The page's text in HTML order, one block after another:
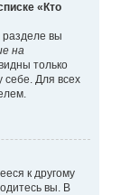
«Кто
разделе вы
на
только
Для всех
к другому
вы. В